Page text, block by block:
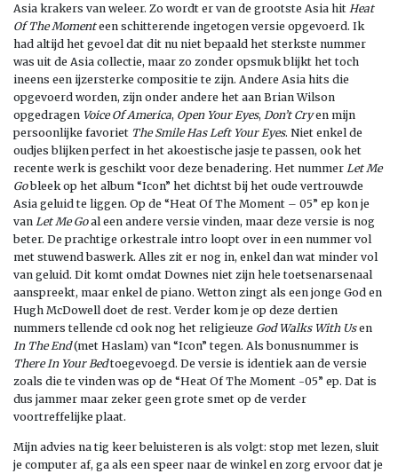
Asia krakers van weleer. Zo wordt er van de grootste Asia hit Heat
Of The Momenteen schitterende ingetogen versie opgevoerd. Ik
had altijd het gevoel dat dit nu niet bepaald het sterkste nummer
was uit de Asia collectie, maar zo zonder opsmuk blijkt het toch
ineens een ijzersterke compositie te zijn. Andere Asia hits die
opgevoerd worden, zijn onder andere het aan Brian Wilson
opgedragen Voice Of America, Open Your Eyes, Don’t Cryen mijn
persoonlijke favoriet The Smile Has Left Your Eyes. Niet enkel de
oudjes blijken perfect in het akoestische jasje te passen, ook het
recente werk is geschikt voor deze benadering. Het nummer Let Me
Gobleek op het album “Icon” het dichtst bij het oude vertrouwde
Asia geluid te liggen. Op de “Heat Of The Moment – 05” ep kon je
van Let Me Goal een andere versie vinden, maar deze versie is nog
beter. De prachtige orkestrale intro loopt over in een nummer vol
met stuwend baswerk. Alles zit er nog in, enkel dan wat minder vol
van geluid. Dit komt omdat Downes niet zijn hele toetsenarsenaal
aanspreekt, maar enkel de piano. Wetton zingt als een jonge God en
Hugh McDowell doet de rest. Verder kom je op deze dertien
nummers tellende cd ook nog het religieuze God Walks With Usen
In The End(met Haslam) van “Icon” tegen. Als bonusnummer is
There In Your Bedtoegevoegd. De versie is identiek aan de versie
zoals die te vinden was op de “Heat Of The Moment -05” ep. Dat is
dus jammer maar zeker geen grote smet op de verder
voortreffelijke plaat.
Mijn advies na tig keer beluisteren is als volgt: stop met lezen, sluit
je computer af, ga als een speer naar de winkel en zorg ervoor dat je